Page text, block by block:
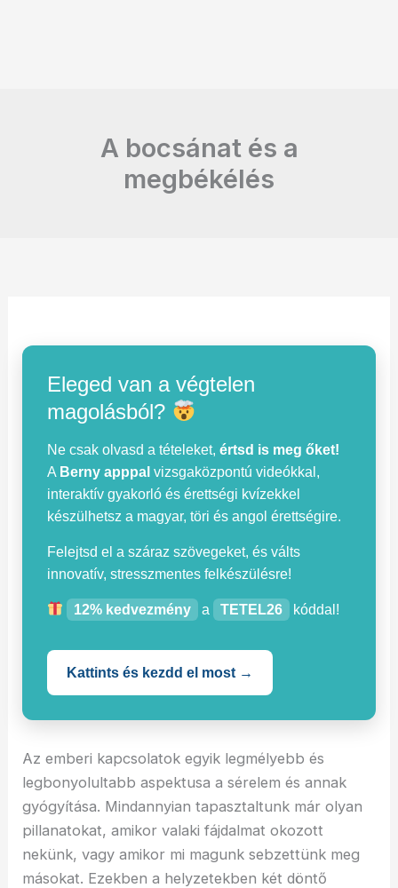
A bocsánat és a
megbékélés
Eleged van a végtelen
magolásból?
Ne csak olvasd a tételeket,értsd is meg őket!
A Berny apppal vizsgaközpontú videókkal,
interaktív gyakorló és érettségi kvízekkel
készülhetsz a magyar, töri és angol érettségire.
Felejtsd el a száraz szövegeket, és válts
innovatív, stresszmentes felkészülésre!
12% kedvezmény a TETEL26 kóddal!
Kattints és kezdd el most →
Az emberi kapcsolatok egyik legmélyebb és
legbonyolultabb aspektusa a sérelem és annak
gyógyítása. Mindannyian tapasztaltunk már olyan
pillanatokat, amikor valaki fájdalmat okozott
nekünk, vagy amikor mi magunk sebzettünk meg
másokat. Ezekben a helyzetekben két döntő